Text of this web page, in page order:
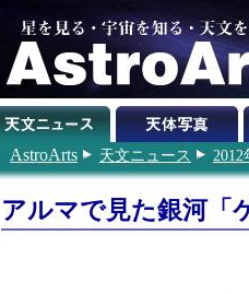
AstroArts 天文ニュース 2012
アルマで見た銀河「